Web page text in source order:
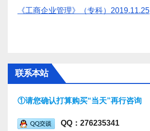
《工商企业管理》（专科）2019.11.25
联系本站
①请您确认打算购买“当天”再行咨询
QQ：276235341